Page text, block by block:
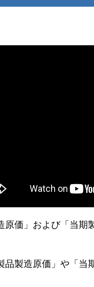
原価」および「当
品製造原価」や「当